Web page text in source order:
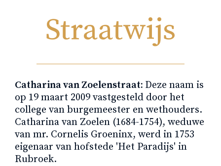
Straatwijs
Catharina van Zoelenstraat: Deze naam is
op 19 maart 2009 vastgesteld door het
college van burgemeester en wethouders.
Catharina van Zoelen (1684-1754), weduwe
van mr. Cornelis Groeninx, werd in 1753
eigenaar van hofstede 'Het Paradijs' in
Rubroek.